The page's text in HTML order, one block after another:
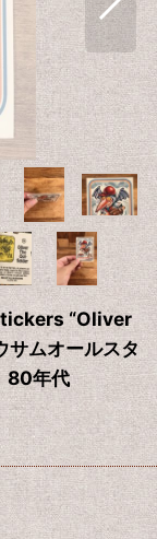
“Oliver
ムオールスタ
年代